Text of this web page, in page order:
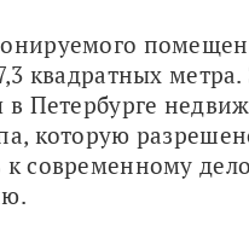
квадратных метра.
в Петербурге
которую
к современному